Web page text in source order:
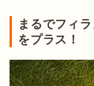
まるでフィ
をプラス！